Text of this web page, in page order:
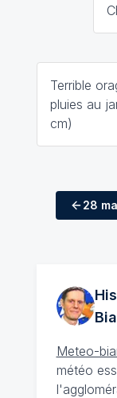
Terrible
pluies au
cm)
28
Meteo-
météo